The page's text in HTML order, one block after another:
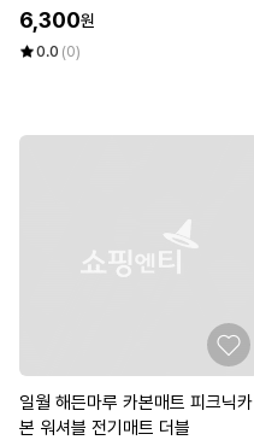
6,300원
0.0 (0)
일월 해든마루 카본매트 피크닉카
본 워셔블 전기매트 더블